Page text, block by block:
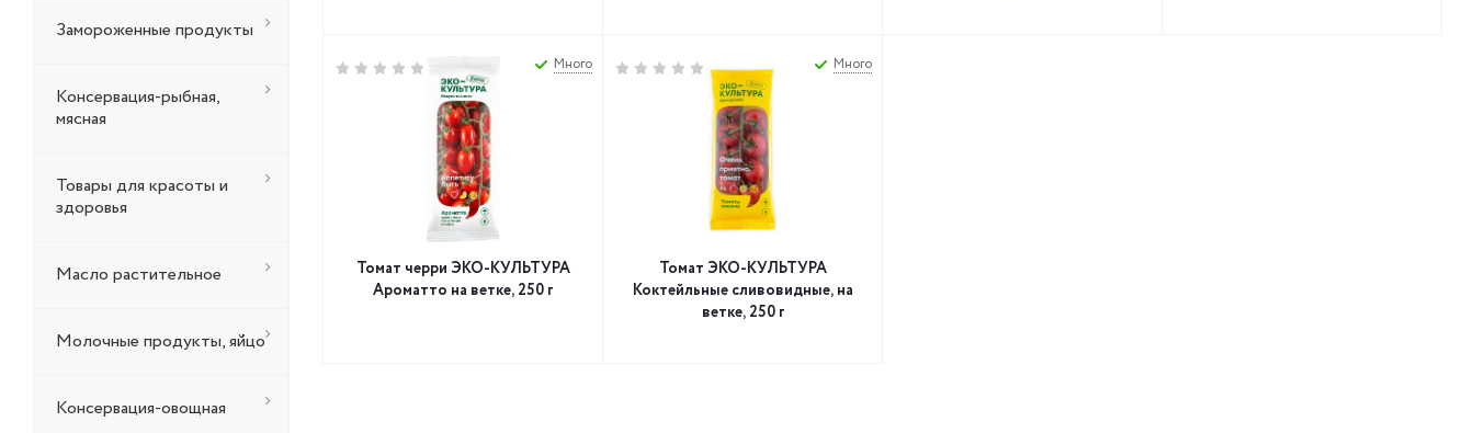
Томат черри ЭКО-КУЛЬТУРА
Ароматто на ветке, 250 г
Много
Томат ЭКО-КУЛЬТУРА
Коктейльные сливовидные, на
ветке, 250 г
Много
Замороженные продукты
Консервация-рыбная,
мясная
Товары для красоты и
здоровья
Масло растительное
Молочные продукты, яйцо
Консервация-овощная